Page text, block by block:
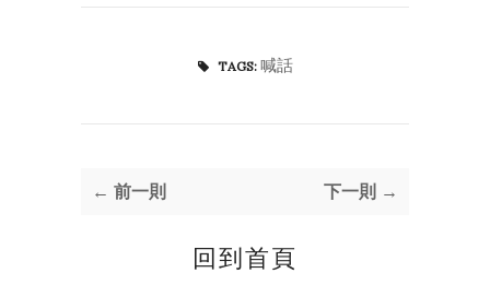
TAGS: 喊話
← 前一則 下一則 →
回到首頁